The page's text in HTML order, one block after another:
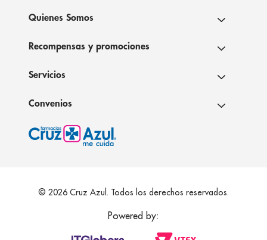
Quienes Somos
Recompensas y promociones
Servicios
Convenios
© 2026 Cruz Azul. Todos los derechos reservados.
Powered by: